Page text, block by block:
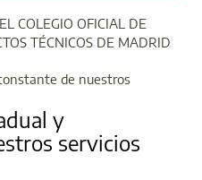
y
servicios